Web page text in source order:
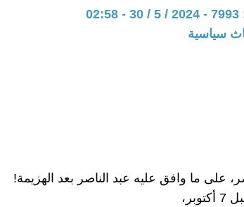
سياسية
على ما وافق عليه عبد الناصر بعد الهزيمة!